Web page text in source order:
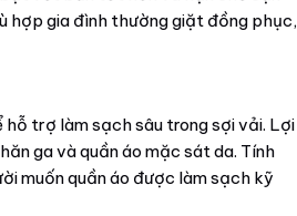
hợp gia đình thường giặt đồng phục,
trợ làm sạch sâu trong sợi vải. Lợi
ga và quần áo mặc sát da. Tính
muốn quần áo được làm sạch kỹ